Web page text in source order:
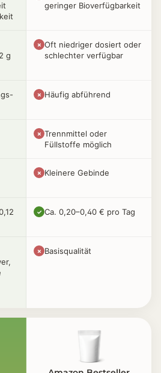
geringer Bioverfügbarkeit
g
✗ Oft niedriger dosiert oder
schlechter verfügbar
✗ Häufig abführend
✗ Trennmittel oder
Füllstoffe möglich
✗ Kleinere Gebinde
✓ Ca. 0,20–0,40 € pro Tag
✗ Basisqualität